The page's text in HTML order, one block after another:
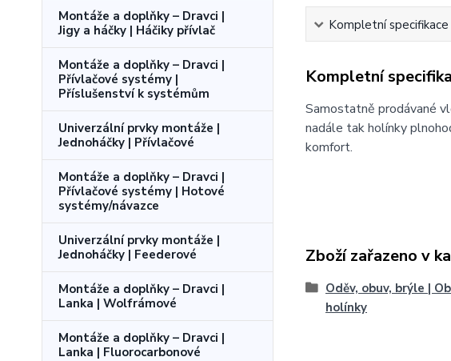
Montáže a doplňky – Dravci |
Jigy a háčky | Háčiky přívlač
Montáže a doplňky – Dravci |
Přívlačové systémy |
Příslušenství k systémům
Univerzální prvky montáže |
Jednoháčky | Přívlačové
Montáže a doplňky – Dravci |
Přívlačové systémy | Hotové
systémy/návazce
Univerzální prvky montáže |
Jednoháčky | Feederové
Montáže a doplňky – Dravci |
Lanka | Wolfrámové
Montáže a doplňky – Dravci |
Lanka | Fluorocarbonové
Kompletní specifikace
Kompletní
Samostatně prodávané
nadále tak holínky
komfort.
Zboží zařazeno v
Oděv, obuv, brýle |
holínky